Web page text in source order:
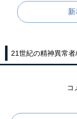
21世紀の精神異常
コ